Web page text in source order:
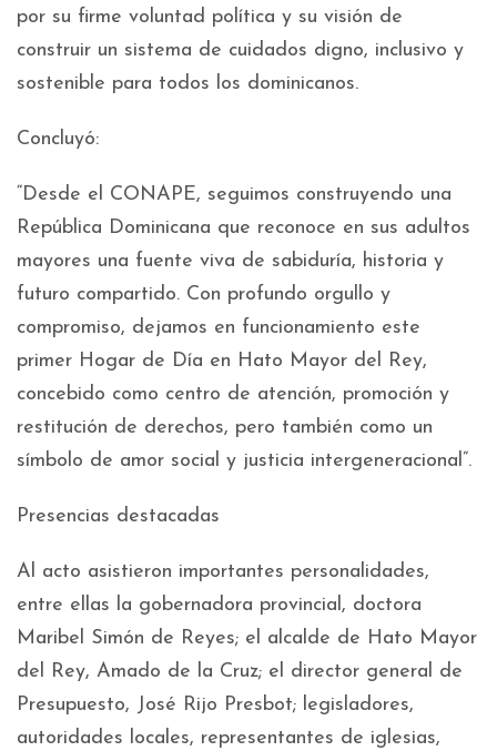
por su firme voluntad política y su visión de
construir un sistema de cuidados digno, inclusivo y
sostenible para todos los dominicanos.
Concluyó:
“Desde el CONAPE, seguimos construyendo una
República Dominicana que reconoce en sus adultos
mayores una fuente viva de sabiduría, historia y
futuro compartido. Con profundo orgullo y
compromiso, dejamos en funcionamiento este
primer Hogar de Día en Hato Mayor del Rey,
concebido como centro de atención, promoción y
restitución de derechos, pero también como un
símbolo de amor social y justicia intergeneracional”.
Presencias destacadas
Al acto asistieron importantes personalidades,
entre ellas la gobernadora provincial, doctora
Maribel Simón de Reyes; el alcalde de Hato Mayor
del Rey, Amado de la Cruz; el director general de
Presupuesto, José Rijo Presbot; legisladores,
autoridades locales, representantes de iglesias,